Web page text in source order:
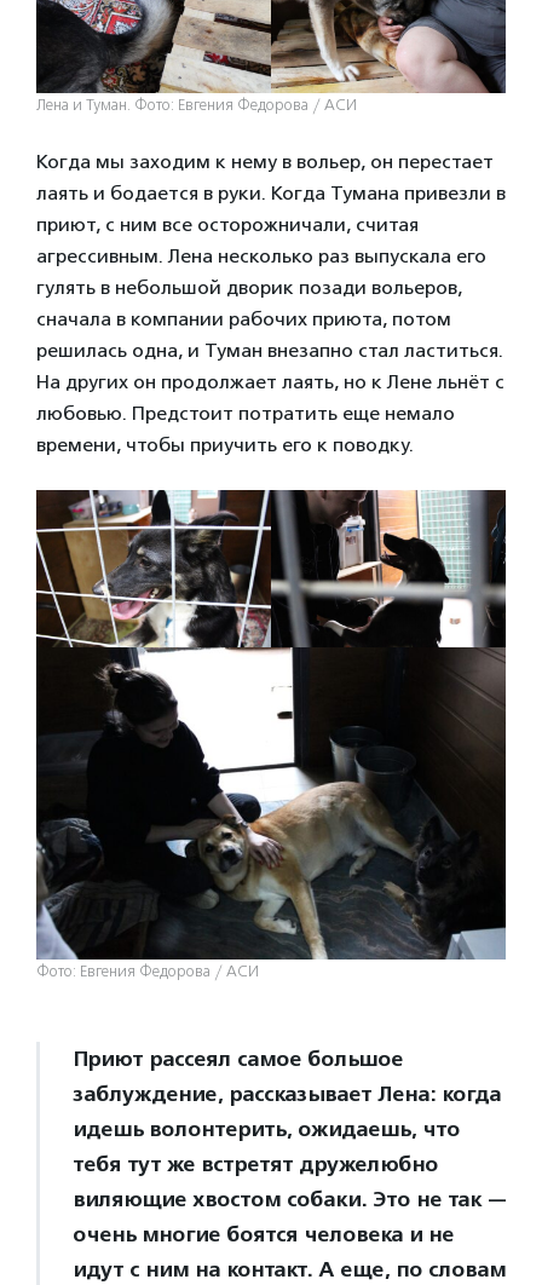
Лена и Туман. Фото: Евгения Федорова / АСИ
Когда мы заходим к нему в вольер, он перестает
лаять и бодается в руки. Когда Тумана привезли в
приют, с ним все осторожничали, считая
агрессивным. Лена несколько раз выпускала его
гулять в небольшой дворик позади вольеров,
сначала в компании рабочих приюта, потом
решилась одна, и Туман внезапно стал ластиться.
На других он продолжает лаять, но к Лене льнёт с
любовью. Предстоит потратить еще немало
времени, чтобы приучить его к поводку.
Фото: Евгения Федорова / АСИ
Приют рассеял самое большое
заблуждение, рассказывает Лена: когда
идешь волонтерить, ожидаешь, что
тебя тут же встретят дружелюбно
виляющие хвостом собаки. Это не так —
очень многие боятся человека и не
идут с ним на контакт. А еще, по словам